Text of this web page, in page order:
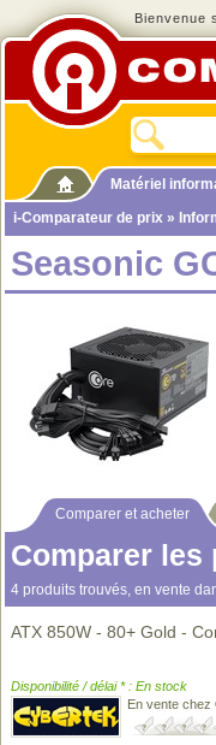
Bienvenue
Matériel
i-Comparateur de prix »
Seasonic
Comparer et acheter
Comparer les
4 produits trouvés, en vente
ATX 850W - 80+ Gold -
Disponibilité / délai * : En stock
En vente chez